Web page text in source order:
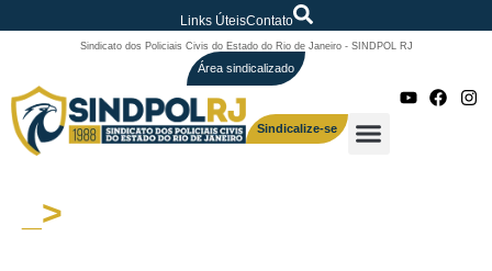
Links ÚteisContato
Sindicato dos Policiais Civis do Estado do Rio de Janeiro - SINDPOL RJ
Área sindicalizado
Sindicalize-se
_>